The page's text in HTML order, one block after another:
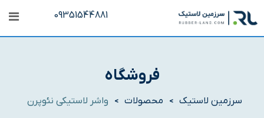
به
محتوا
09351544881
فروشگاه
سرزمین لاستیک > محصولات > واشر لاستیکی نئوپرن